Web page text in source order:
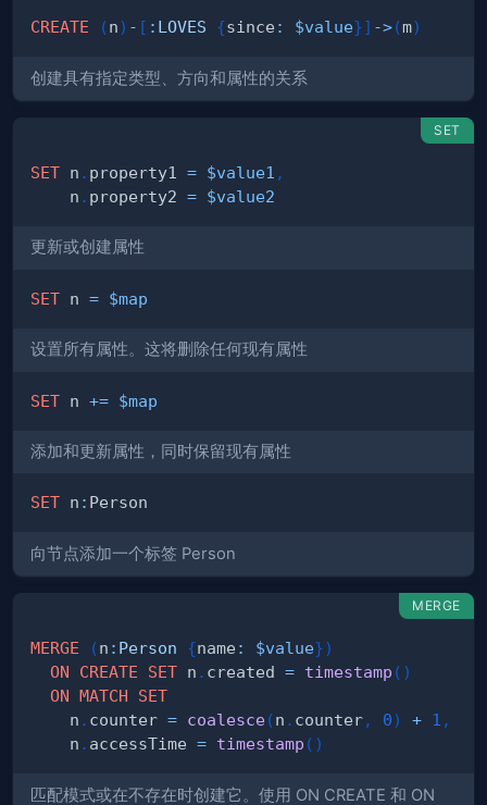
CREATE (n) - [ : LOVES {since : $value}] ->(m)
创建具有指定类型、方向和属性的关系
SET
SET n . property1 = $value1 ,
    n
. property2 = $value2
更新或创建属性
SET n = $map
设置所有属性。这将删除任何现有属性
SET n += $map
添加和更新属性，同时保留现有属性
SET n :
向节点添加一个标签 Person
MERGE
MERGE (n : Person {name : $value})
ON
CREATE SET n . created = timestamp ( )
ON MATCH
SET
    n
. counter = coalesce(n . counter, 0) + 1 ,
    n
. accessTime = timestamp ( )
匹配模式或在不存在时创建它。使用 ON CREATE 和 ON